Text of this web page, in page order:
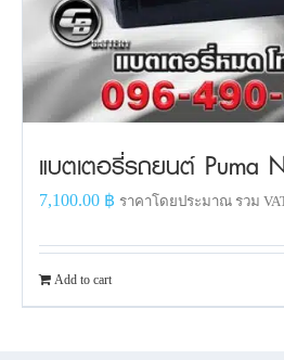
แบตเตอรี่รถยนต์ Puma
7,100.00 ฿ ราคาโดยประมาณ รวม
Add to cart